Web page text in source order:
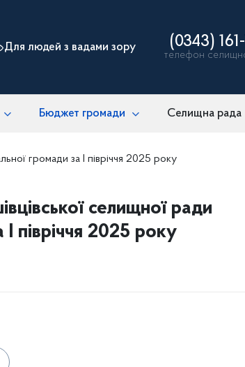
Для людей з вадами зору (0343)
телефон
Бюджет громади Селищна рада
громади за І півріччя 2025 року
селищної ради
півріччя 2025 року